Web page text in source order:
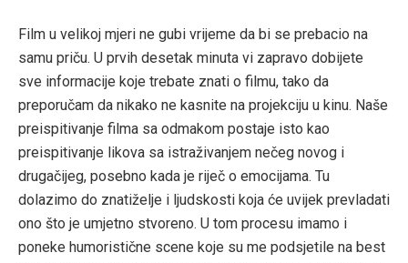
Film u velikoj mjeri ne gubi vrijeme da bi se prebacio na
samu priču. U prvih desetak minuta vi zapravo dobijete
sve informacije koje trebate znati o filmu, tako da
preporučam da nikako ne kasnite na projekciju u kinu. Naše
preispitivanje filma sa odmakom postaje isto kao
preispitivanje likova sa istraživanjem nečeg novog i
drugačijeg, posebno kada je riječ o emocijama. Tu
dolazimo do znatiželje i ljudskosti koja će uvijek prevladati
ono što je umjetno stvoreno. U tom procesu imamo i
poneke humoristične scene koje su me podsjetile na best